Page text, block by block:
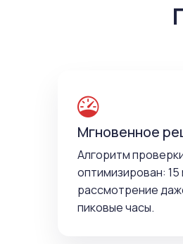
Мгновенное
Алгоритм
оптимизирован: 15
рассмотрение
пиковые часы.